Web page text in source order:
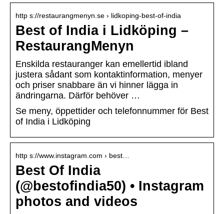
http s://restaurangmenyn.se › lidkoping-best-of-india
Best of India i Lidköping –
RestaurangMenyn
Enskilda restauranger kan emellertid ibland
justera sådant som kontaktinformation, menyer
och priser snabbare än vi hinner lägga in
ändringarna. Därför behöver …
Se meny, öppettider och telefonnummer för Best
of India i Lidköping
http s://www.instagram.com › best…
Best Of India
(@bestofindia50) • Instagram
photos and videos